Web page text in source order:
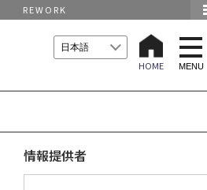
REWORK
HOME
t
o
g
l
a
MENU
情報提供者